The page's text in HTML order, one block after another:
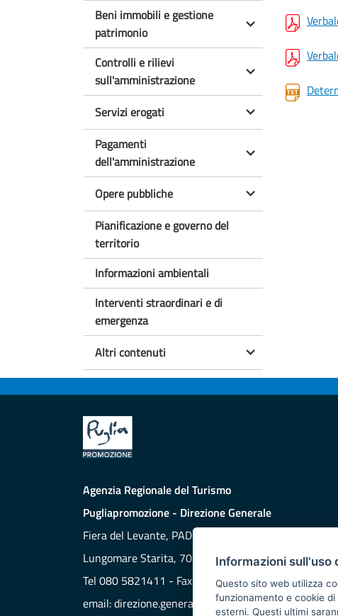
Informazioni sull'uso
Questo sito web utilizza
funzionamento e cookie
esterni. Questi ultimi
Beni immobili e gestione
patrimonio
Controlli e rilievi
sull'amministrazione
Servizi erogati
Pagamenti
dell'amministrazione
Opere pubbliche
Pianificazione e governo del
territorio
Informazioni ambientali
Interventi straordinari e di
emergenza
Altri contenuti
Agenzia Regionale del Turismo
Pugliapromozione - Direzione Generale
Fiera del Levante, PAD. 172
Lungomare Starita, 70132 BARI
Tel 080 5821411 - Fax 080 5821429
email:direzione.generale@aret.regione.puglia.it